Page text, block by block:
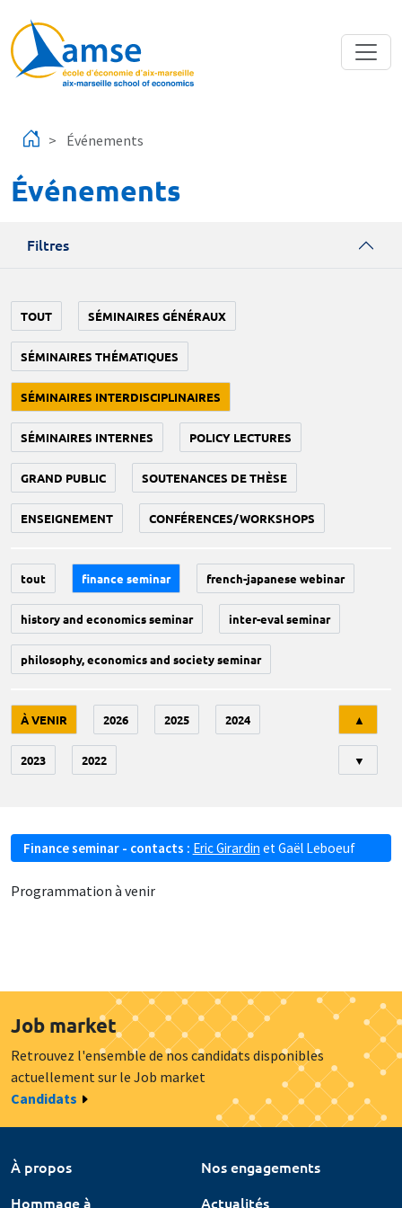
Événements
Événements
Filtres
TOUT SÉMINAIRES GÉNÉRAUX
SÉMINAIRES THÉMATIQUES
SÉMINAIRES INTERDISCIPLINAIRES
SÉMINAIRES INTERNES POLICY LECTURES
GRAND PUBLIC SOUTENANCES DE THÈSE
ENSEIGNEMENT CONFÉRENCES/WORKSHOPS
tout finance seminar french-japanese webinar
history and economics seminar inter-eval seminar
philosophy, economics and society seminar
À VENIR 2026 2025 2024
2023 2022
▲
▼
Finance seminar - contacts : Eric Girardin et Gaël Leboeuf
Programmation à venir
Job market
Retrouvez l'ensemble de nos candidats disponibles
actuellement sur le Job market
Candidats
À propos
Nos engagements
Hommage à
Actualités